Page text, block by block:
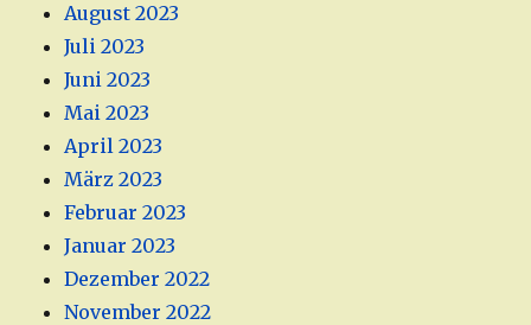
August 2023
Juli 2023
Juni 2023
Mai 2023
April 2023
März 2023
Februar 2023
Januar 2023
Dezember 2022
November 2022